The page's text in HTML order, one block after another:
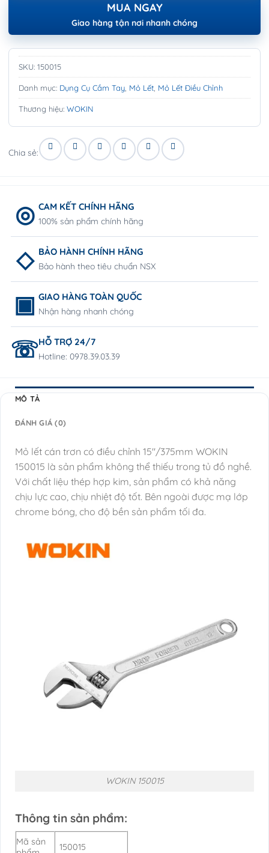
MUA NGAY
Giao hàng tận nơi nhanh chóng
SKU: 150015
Danh mục: Dụng Cụ Cầm Tay Mỏ Lết Mỏ Lết Điều Chỉnh
Thương hiệu: WOKIN
Chia sẻ:
CAM KẾT CHÍNH HÃNG
100% sản phẩm chính hãng
BẢO HÀNH CHÍNH HÃNG
Bảo hành theo tiêu chuẩn NSX
GIAO HÀNG TOÀN QUỐC
Nhận hàng nhanh chóng
HỖ TRỢ 24/7
Hotline: 0978.39.03.39
MÔ TẢ
ĐÁNH GIÁ (0)
Mỏ lết cán trơn có điều chỉnh 15″/375mm WOKIN
150015 là sản phẩm không thể thiếu trong tủ đồ nghề.
Với chất liệu thép hợp kim, sản phẩm có khả năng
chịu lực cao, chịu nhiệt độ tốt. Bên ngoài được mạ lớp
chrome bóng, cho độ bền sản phẩm tối đa.
WOKIN 150015
Thông tin sản phẩm:
Mã sản
150015